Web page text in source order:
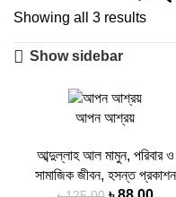
Showing all 3 results
Show sidebar
আপন আশ্রয়
আব্দুল্লাহ আল মামুন, পরিবার ও
সামাজিক জীবন, হসন্ত প্রকাশন